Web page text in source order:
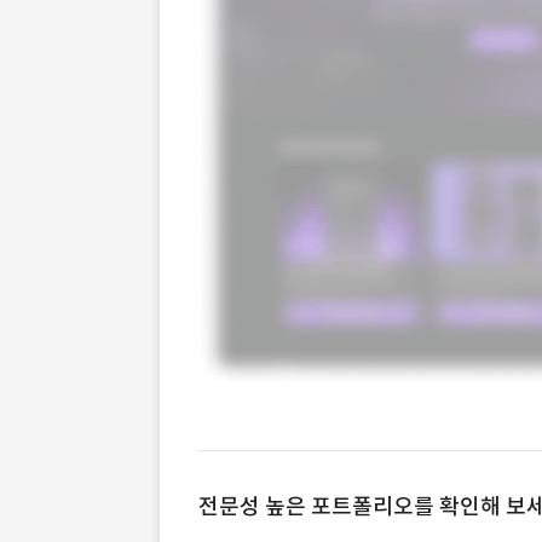
전문성 높은 포트폴리오를 확인해 보